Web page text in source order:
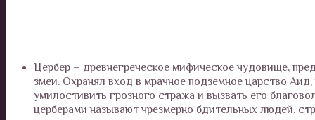
Цербер – древнегреческое мифическое чудовище,
змеи. Охранял вход в мрачное подземное царство
умилостивить грозного стража и вызвать его
церберами называют чрезмерно бдительных людей,